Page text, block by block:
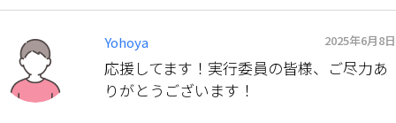
Yohoya 2025年6月8日
応援してます！実行委員の皆様、ご尽力あ
りがとうございます！